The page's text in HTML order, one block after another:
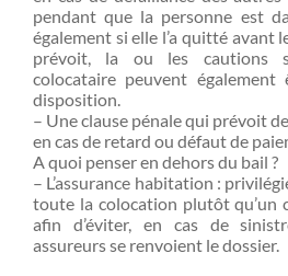
pendant que la personne est
également si elle l’a quitté avant
prévoit, la ou les cautions
colocataire peuvent
disposition.
– Une clause pénale qui prévoit
en cas de retard ou défaut de
A quoi penser en dehors du bail ?
– L’assurance habitation :
toute la colocation plutôt qu’un
afin d’éviter, en cas de
assureurs se renvoient le dossier.